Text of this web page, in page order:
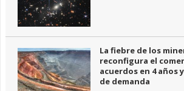
La fiebre de los
reconfigura el
acuerdos en 4 años
de demanda